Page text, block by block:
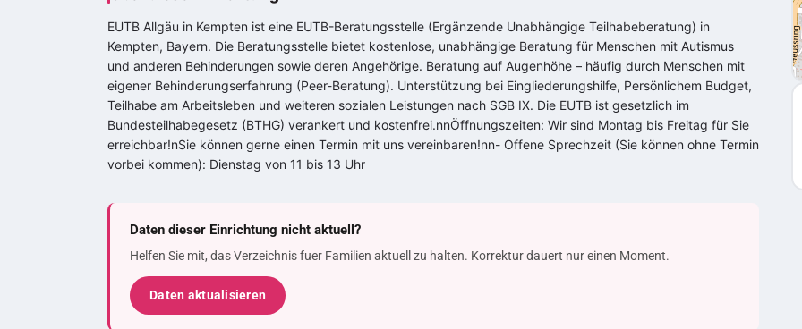
EUTB Allgäu in Kempten ist eine EUTB-Beratungsstelle (Ergänzende Unabhängige Teilhabeberatung) in
Kempten, Bayern. Die Beratungsstelle bietet kostenlose, unabhängige Beratung für Menschen mit Autismus
und anderen Behinderungen sowie deren Angehörige. Beratung auf Augenhöhe – häufig durch Menschen mit
eigener Behinderungserfahrung (Peer-Beratung). Unterstützung bei Eingliederungshilfe, Persönlichem Budget,
Teilhabe am Arbeitsleben und weiteren sozialen Leistungen nach SGB IX. Die EUTB ist gesetzlich im
Bundesteilhabegesetz (BTHG) verankert und kostenfrei.nnÖffnungszeiten: Wir sind Montag bis Freitag für Sie
erreichbar!nSie können gerne einen Termin mit uns vereinbaren!nn- Offene Sprechzeit (Sie können ohne Termin
vorbei kommen): Dienstag von 11 bis 13 Uhr
Daten dieser Einrichtung nicht aktuell?
Helfen Sie mit, das Verzeichnis fuer Familien aktuell zu halten. Korrektur dauert nur einen Moment.
Daten aktualisieren